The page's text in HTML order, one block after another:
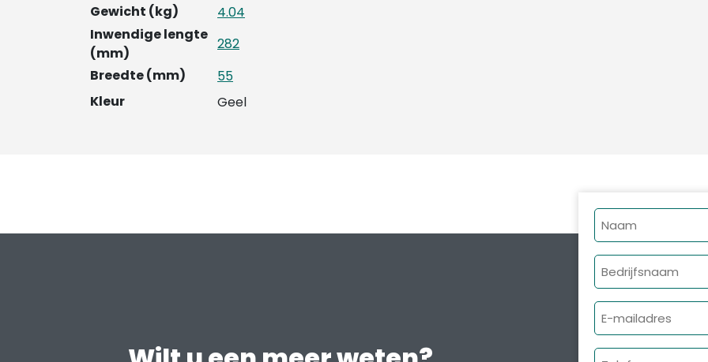
Gewicht (kg)
4.04
Inwendige lengte
(mm)
282
Breedte (mm)
55
Kleur
Geel
Naam
Bedrijfsnaam
E-
mailadres